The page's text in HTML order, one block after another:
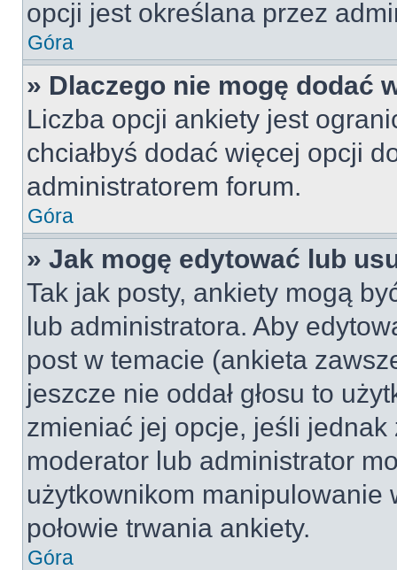
opcji jest określana przez
Góra
» Dlaczego nie mogę dodać
Liczba opcji ankiety jest
chciałbyś dodać więcej opcji
administratorem forum.
Góra
» Jak mogę edytować lub
Tak jak posty, ankiety mogą
lub administratora. Aby
post w temacie (ankieta
jeszcze nie oddał głosu to
zmieniać jej opcje, jeśli jednak
moderator lub administrator
użytkownikom manipulowanie
połowie trwania ankiety.
Góra